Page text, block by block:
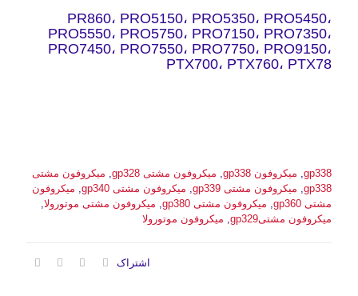
PR860، PRO5150، PRO5350، PRO5450،
PRO5550، PRO5750، PRO7150، PRO7350،
PRO7450، PRO7550، PRO7750، PRO9150،
PTX700، PTX760، PTX78
gp338
, میکروفون gp338 , میکروفون مشتی gp328 , میکروفون مشتی
gp338
, میکروفون مشتی gp339 , میکروفون مشتی gp340 , میکروفون
مشتی gp360
, میکروفون مشتی gp380 , میکروفون مشتی موتورولا,
میکروفون مشتیgp329
, میکروفون موتورولا
اشتراک